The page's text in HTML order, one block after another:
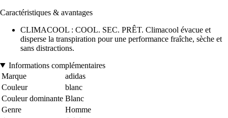
Caractéristiques & avantages
CLIMACOOL : COOL. SEC. PRÊT. Climacool évacue et
disperse la transpiration pour une performance fraîche, sèche et
sans distractions.
Informations complémentaires
Marque
adidas
Couleur
blanc
Couleur dominante Blanc
Genre
Homme